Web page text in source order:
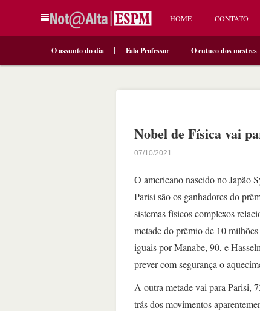
HOME CONTATO
O assunto do dia Fala Professor O cutuco dos mestres
Nobel de Física vai
07/10/2021
O americano nascido no Japão
Parisi são os ganhadores do
sistemas físicos complexos
metade do prêmio de 10
iguais por Manabe, 90, e
prever com segurança o
A outra metade vai para Parisi,
trás dos movimentos